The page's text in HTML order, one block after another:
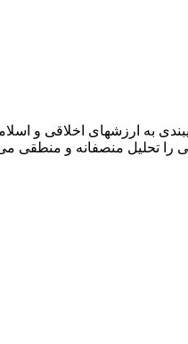
به ارزشهای اخلاقی و
را تحلیل منصفانه و منطقی